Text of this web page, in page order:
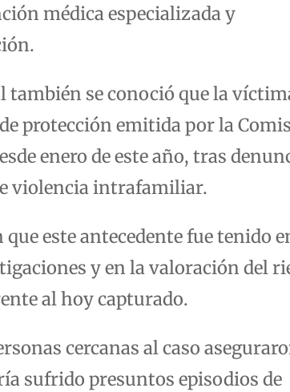
médica especializada y
también se conoció que la
protección emitida por la
enero de este año, tras
violencia intrafamiliar.
este antecedente fue tenido
y en la valoración del
al hoy capturado.
cercanas al caso
sufrido presuntos episodios de